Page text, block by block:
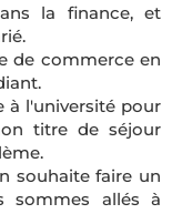
la finance, et
de commerce en
à l'université pour
titre de séjour
souhaite faire un
sommes allés à